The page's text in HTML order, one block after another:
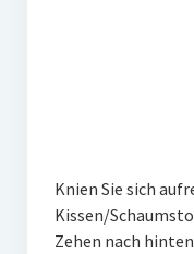
Knien Sie sich
Kissen/
Zehen nach